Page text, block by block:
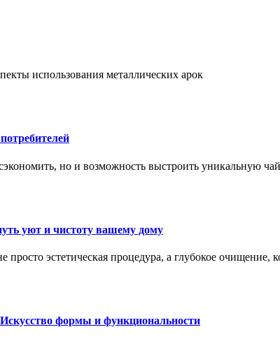
использования металлических арок
но и возможность выстроить уникальную
уют и чистоту вашему дому
эстетическая процедура, а глубокое очищение,
формы и функциональности